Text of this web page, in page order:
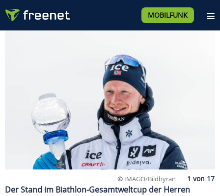
MOBILFUNK
© IMAGO/Bildbyran
Der Stand im Biathlon-Gesamtweltcup der Herren